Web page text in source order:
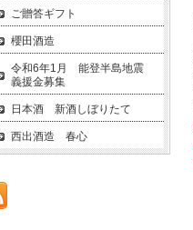
ご贈答ギフト
櫻田酒造
令和6年1月 能登半島地震
義援金募集
日本酒 新酒しぼりたて
西出酒造 春心